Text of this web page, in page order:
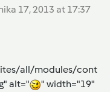
17, 2013 at 17:37
all/modules/cont
alt="
" width="19"